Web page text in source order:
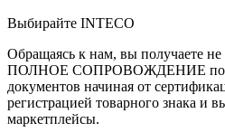
Выбирайте INTECO
Обращаясь к нам, вы получаете
ПОЛНОЕ СОПРОВОЖДЕНИЕ по
документов начиная от
регистрацией товарного знака и
маркетплейсы.